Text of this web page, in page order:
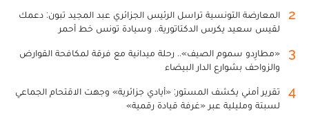
2
المعارضة التونسية تراسل الرئيس الجزائري عبد المجيد تبون: دعمك
لقيس سعيد يكرس الدكتاتورية.. وسيادة تونس خط أحمر
3
«مطارِدو سموم الصيف».. رحلة ميدانية مع فرقة لمكافحة القوارض
والزواحف بشوارع الدار البيضاء
4
تقرير أمني يكشف المستور: «أيادي جزائرية» وجهت الاقتحام الجماعي
لسبتة ومليلية عبر «غرفة قيادة رقمية»